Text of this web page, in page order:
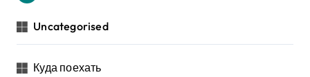
Uncategorised
Куда поехать